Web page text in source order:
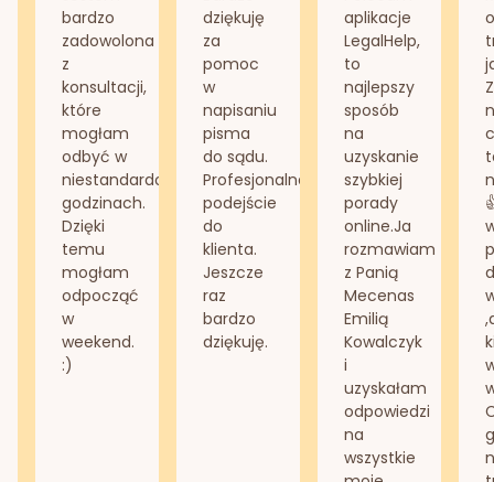
bardzo
zadowolona
z
konsultacji,
które
mogłam
odbyć w
niestandardowych
godzinach.
Dzięki
temu
mogłam
odpocząć
w
weekend.
:)
dziękuję
za
pomoc
w
napisaniu
pisma
do sądu.
Profesjonalne
podejście
do
klienta.
Jeszcze
raz
bardzo
dziękuję.
aplikacje
LegalHelp,
to
najlepszy
sposób
na
uzyskanie
szybkiej
porady
online.Ja
rozmawiam
z Panią
Mecenas
Emilią
Kowalczyk
i
uzyskałam
odpowiedzi
na
wszystkie